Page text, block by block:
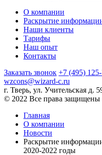
О компании
Раскрытие
Наши клиенты
Тарифы
Наш опыт
Контакты
Заказать звонок +7 (495)
wzcons@wizard-c.ru
г. Тверь, ул. Учительская д.
© 2022 Все права защищены
Главная
О компании
Новости
Раскрытие
2020-2022 годы